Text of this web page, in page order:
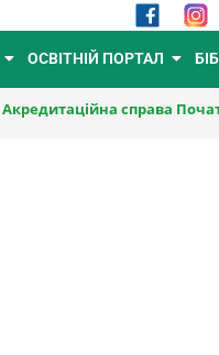
ОСВІТНІЙ ПОРТАЛ
Акредитаційна справа